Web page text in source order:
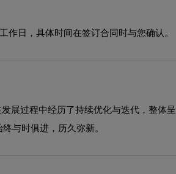
作日，具体时间在签订合同时与您确认。
展过程中经历了持续优化与迭代，整
与时俱进，历久弥新。